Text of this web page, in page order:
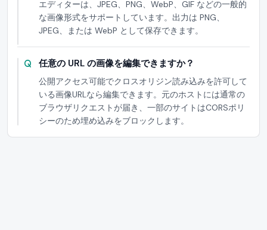
エディターは、JPEG、PNG、WebP、GIF などの一般的
な画像形式をサポートしています。出力は PNG、
JPEG、または WebP として保存できます。
任意の URL の画像を編集できますか？
公開アクセス可能でクロスオリジン読み込みを許可して
いる画像URLなら編集できます。元のホストには通常の
ブラウザリクエストが届き、一部のサイトはCORSポリ
シーのため埋め込みをブロックします。